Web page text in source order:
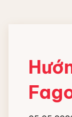
Máy gấp
IPSO